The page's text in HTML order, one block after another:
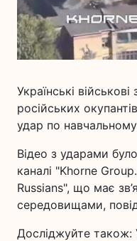
Українські
російських
удар по
Відео з ударами
каналі "Khorne
Russians", що має
середовищами,
Досліджуйте також: